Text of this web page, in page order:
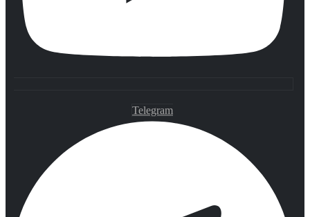
Telegram